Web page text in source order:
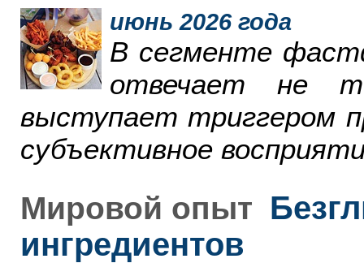
июнь 2026 года
В сегменте
отвечает не
выступает триггером
субъективное
Мировой опыт
ингредиентов